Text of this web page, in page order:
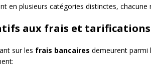
en plusieurs catégories distinctes, chacune
aux frais et tarifications
sur les frais bancaires demeurent parmi